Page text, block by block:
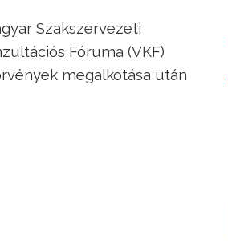
Szakszervezeti
Fóruma (VKF)
megalkotása után